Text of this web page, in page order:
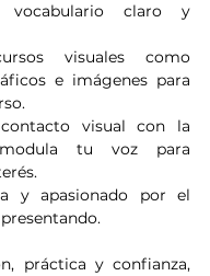
vocabulario claro y
visuales como
e imágenes para
visual con la
tu voz para
y apasionado por el
práctica y confianza,